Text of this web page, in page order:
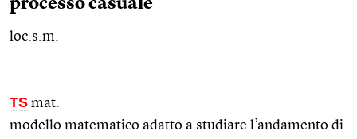
processo casuale
loc.s.m.
TS mat.
modello matematico adatto a studiare l’andamento di